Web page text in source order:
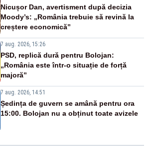
Nicușor Dan, avertisment după decizia
Moody’s: „România trebuie să revină la
creștere economică”
7 aug. 2026, 15:26
PSD, replică dură pentru Bolojan:
„România este într-o situație de forță
majoră”
7 aug. 2026, 14:51
Ședința de guvern se amână pentru ora
15:00. Bolojan nu a obținut toate avizele